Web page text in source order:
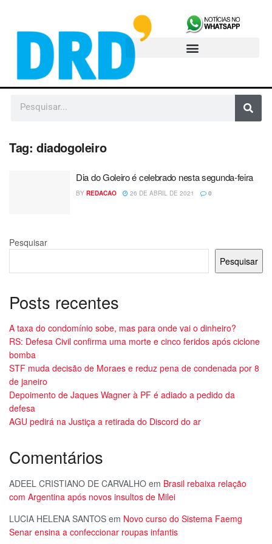
Tag: diadogoleiro
Dia do Goleiro é celebrado nesta segunda-feira
BY REDACAO 26 DE ABRIL DE 2021 0
Pesquisar
Pesquisar
Posts recentes
A taxa do condomínio sobe, mas para onde vai o dinheiro?
RS: Defesa Civil confirma uma morte e cinco feridos após ciclone
bomba
STF muda decisão de Moraes e reduz pena de condenada por 8
de janeiro
Depoimento de Jaques Wagner à PF é adiado a pedido da
defesa
AGU pedirá na Justiça a retirada do Discord do ar
Comentários
ADEEL CRISTIANO DE CARVALHO em Brasil rebaixa relação
com Argentina após novos insultos de Milei
LUCIA HELENA SANTOS em Novo curso do Sistema Faemg
Senar ensina a confeccionar roupas infantis